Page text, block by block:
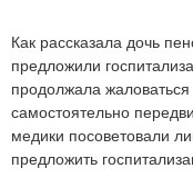
Как рассказала дочь
предложили
продолжала
самостоятельно
медики посоветовали
предложить